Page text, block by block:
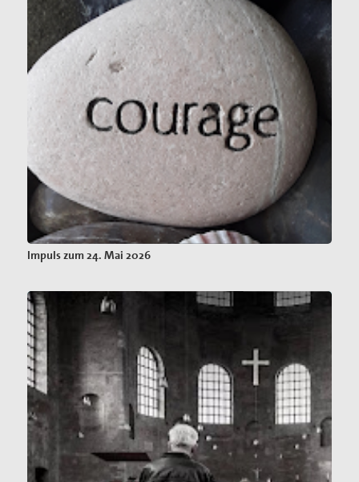
Impuls zum 24. Mai 2026